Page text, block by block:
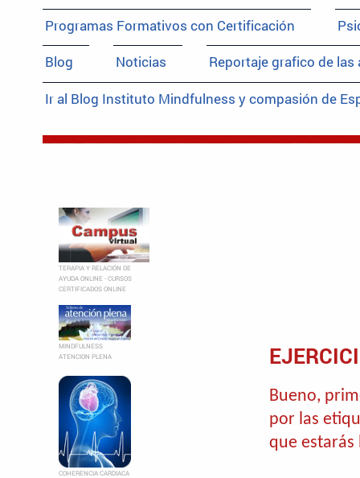
Programas Formativos con Certificación
Blog
Noticias
Reportaje grafico de las
Ir al Blog Instituto Mindfulness y compasión de
Bueno,
por las
que
TERAPIA Y RELACIÓN DE
AYUDA ONLINE - CURSOS
CERTIFICADOS ONLINE
MINDFULNESS
ATENCION PLENA
COHERENCIA CARDIACA